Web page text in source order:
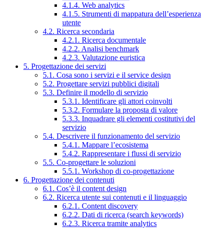
4.1.4. Web analytics
4.1.5. Strumenti di mappatura dell’esperienza
utente
4.2. Ricerca secondaria
4.2.1. Ricerca documentale
4.2.2. Analisi benchmark
4.2.3. Valutazione euristica
5. Progettazione dei servizi
5.1. Cosa sono i servizi e il service design
5.2. Progettare servizi pubblici digitali
5.3. Definire il modello di servizio
5.3.1. Identificare gli attori coinvolti
5.3.2. Formulare la proposta di valore
5.3.3. Inquadrare gli elementi costitutivi del
servizio
5.4. Descrivere il funzionamento del servizio
5.4.1. Mappare l’ecosistema
5.4.2. Rappresentare i flussi di servizio
5.5. Co-progettare le soluzioni
5.5.1. Workshop di co-progettazione
6. Progettazione dei contenuti
6.1. Cos’è il content design
6.2. Ricerca utente sui contenuti e il linguaggio
6.2.1. Content discovery
6.2.2. Dati di ricerca (search keywords)
6.2.3. Ricerca tramite analytics